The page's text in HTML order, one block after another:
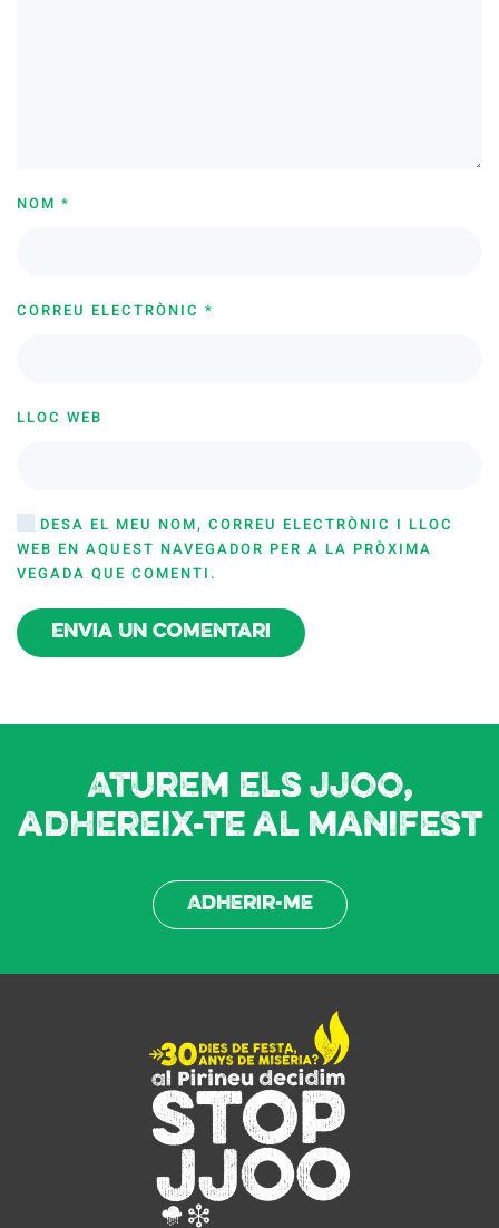
NOM *
CORREU ELECTRÒNIC *
LLOC WEB
DESA EL MEU NOM, CORREU ELECTRÒNIC I LLOC
WEB EN AQUEST NAVEGADOR PER A LA PRÒXIMA
VEGADA QUE COMENTI.
Envia un comentari
Aturem els JJOO,
adhereix-te al manifest
Adherir-me